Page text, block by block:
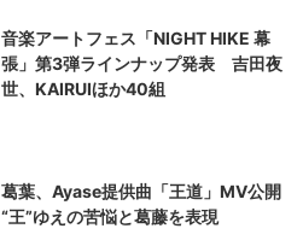
音楽アートフェス「NIGHT HIKE 幕
張」第3弾ラインナップ発表 吉田夜
世、KAIRUIほか40組
葛葉、Ayase提供曲「王道」MV公開
“王”ゆえの苦悩と葛藤を表現